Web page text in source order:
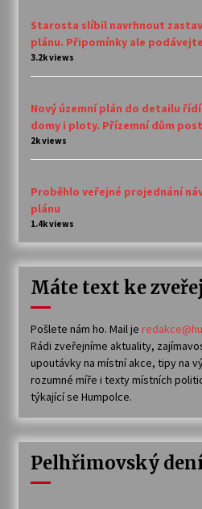
Starosta slíbil navrhnout
plánu. Připomínky ale
3.2k views
Nový územní plán do detailu
domy i ploty. Přízemní dům
2k views
Proběhlo veřejné projednání
plánu
1.4k views
Máte text ke
Pošlete nám ho. Mail je
Rádi zveřejníme aktuality,
upoutávky na místní akce, tipy na
rozumné míře i texty místních
týkající se Humpolce.
Pelhřimovský